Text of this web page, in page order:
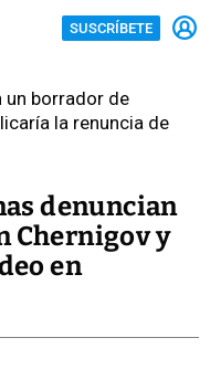
SUSCRÍBETE
un borrador de
la renuncia de
denuncian
Chernigov y
en